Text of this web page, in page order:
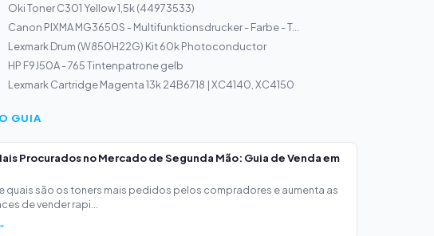
Oki Toner C301 Yellow 1,5k (44973533)
Canon PIXMA MG3650S - Multifunktionsdrucker - Farbe - T...
Lexmark Drum (W850H22G) Kit 60k Photoconductor
HP F9J50A - 765 Tintenpatrone gelb
Lexmark Cartridge Magenta 13k 24B6718 | XC4140, XC4150
GUIA
Procurados no Mercado de Segunda Mão: Guia de Venda em
quais são os toners mais pedidos pelos compradores e aumenta as
de vender rapi...